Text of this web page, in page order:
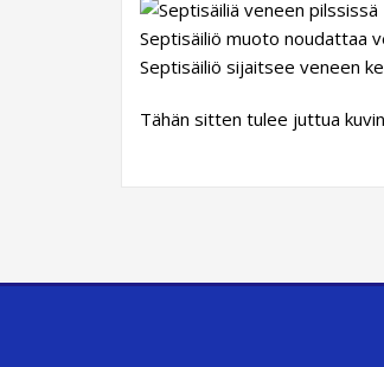
Septisäiliö muoto noudattaa
Septisäiliö sijaitsee veneen
Tähän sitten tulee juttua